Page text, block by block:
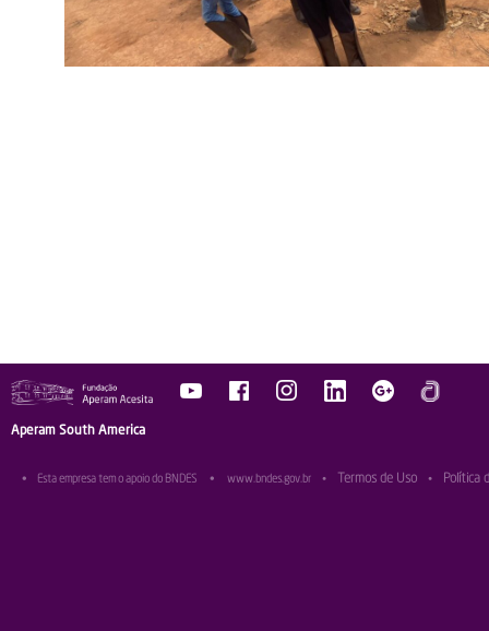
Aperam South America
• Esta empresa tem o apoio do BNDES • www.bndes.gov.br • Termos de Uso • Política